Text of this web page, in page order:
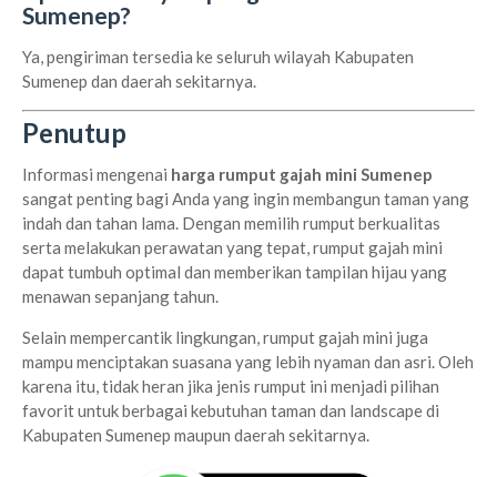
Sumenep?
Ya, pengiriman tersedia ke seluruh wilayah Kabupaten
Sumenep dan daerah sekitarnya.
Penutup
Informasi mengenai harga rumput gajah mini Sumenep
sangat penting bagi Anda yang ingin membangun taman yang
indah dan tahan lama. Dengan memilih rumput berkualitas
serta melakukan perawatan yang tepat, rumput gajah mini
dapat tumbuh optimal dan memberikan tampilan hijau yang
menawan sepanjang tahun.
Selain mempercantik lingkungan, rumput gajah mini juga
mampu menciptakan suasana yang lebih nyaman dan asri. Oleh
karena itu, tidak heran jika jenis rumput ini menjadi pilihan
favorit untuk berbagai kebutuhan taman dan landscape di
Kabupaten Sumenep maupun daerah sekitarnya.